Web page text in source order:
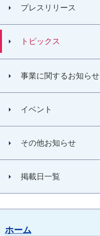
プレスリリース
トピックス
事業に関するお知らせ
イベント
その他お知らせ
掲載日一覧
ホーム